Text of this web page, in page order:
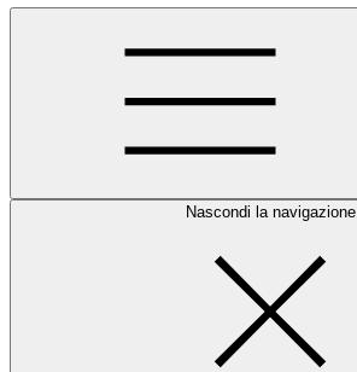
Nascondi la navigazione